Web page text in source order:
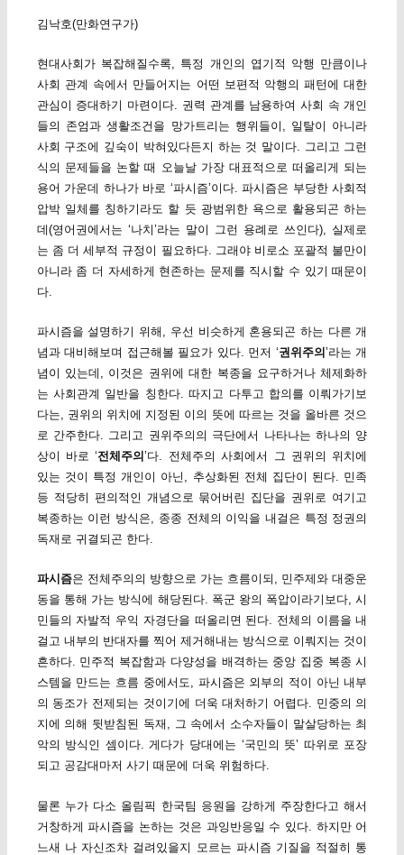
김낙호(만화연구가)
현대사회가 복잡해질수록, 특정 개인의 엽기적 악행 만큼이나
사회 관계 속에서 만들어지는 어떤 보편적 악행의 패턴에 대한
관심이 증대하기 마련이다. 권력 관계를 남용하여 사회 속 개인
들의 존엄과 생활조건을 망가트리는 행위들이, 일탈이 아니라
사회 구조에 깊숙이 박혀있다든지 하는 것 말이다. 그리고 그런
식의 문제들을 논할 때 오늘날 가장 대표적으로 떠올리게 되는
용어 가운데 하나가 바로 ‘파시즘’이다. 파시즘은 부당한 사회적
압박 일체를 칭하기라도 할 듯 광범위한 욕으로 활용되곤 하는
데(영어권에서는 ‘나치’라는 말이 그런 용례로 쓰인다), 실제로
는 좀 더 세부적 규정이 필요하다. 그래야 비로소 포괄적 불만이
아니라 좀 더 자세하게 현존하는 문제를 직시할 수 있기 때문이
다.
파시즘을 설명하기 위해, 우선 비슷하게 혼용되곤 하는 다른 개
념과 대비해보며 접근해볼 필요가 있다. 먼저 ‘권위주의 ’라는 개
념이 있는데, 이것은 권위에 대한 복종을 요구하거나 체제화하
는 사회관계 일반을 칭한다. 따지고 다투고 합의를 이뤄가기보
다는, 권위의 위치에 지정된 이의 뜻에 따르는 것을 올바른 것으
로 간주한다. 그리고 권위주의의 극단에서 나타나는 하나의 양
상이 바로 ‘전체주의’다. 전체주의 사회에서 그 권위의 위치에
있는 것이 특정 개인이 아닌, 추상화된 전체 집단이 된다. 민족
등 적당히 편의적인 개념으로 묶어버린 집단을 권위로 여기고
복종하는 이런 방식은, 종종 전체의 이익을 내걸은 특정 정권의
독재로 귀결되곤 한다.
파시즘은 전체주의의 방향으로 가는 흐름이되, 민주제와 대중운
동을 통해 가는 방식에 해당된다. 폭군 왕의 폭압이라기보다, 시
민들의 자발적 우익 자경단을 떠올리면 된다. 전체의 이름을 내
걸고 내부의 반대자를 찍어 제거해내는 방식으로 이뤄지는 것이
흔하다. 민주적 복잡함과 다양성을 배격하는 중앙 집중 복종 시
스템을 만드는 흐름 중에서도, 파시즘은 외부의 적이 아닌 내부
의 동조가 전제되는 것이기에 더욱 대처하기 어렵다. 민중의 의
지에 의해 뒷받침된 독재, 그 속에서 소수자들이 말살당하는 최
악의 방식인 셈이다. 게다가 당대에는 ‘국민의 뜻’ 따위로 포장
되고 공감대마저 사기 때문에 더욱 위험하다.
물론 누가 다소 올림픽 한국팀 응원을 강하게 주장한다고 해서
거창하게 파시즘을 논하는 것은 과잉반응일 수 있다. 하지만 어
느새 나 자신조차 걸려있을지 모르는 파시즘 기질을 적절히 통